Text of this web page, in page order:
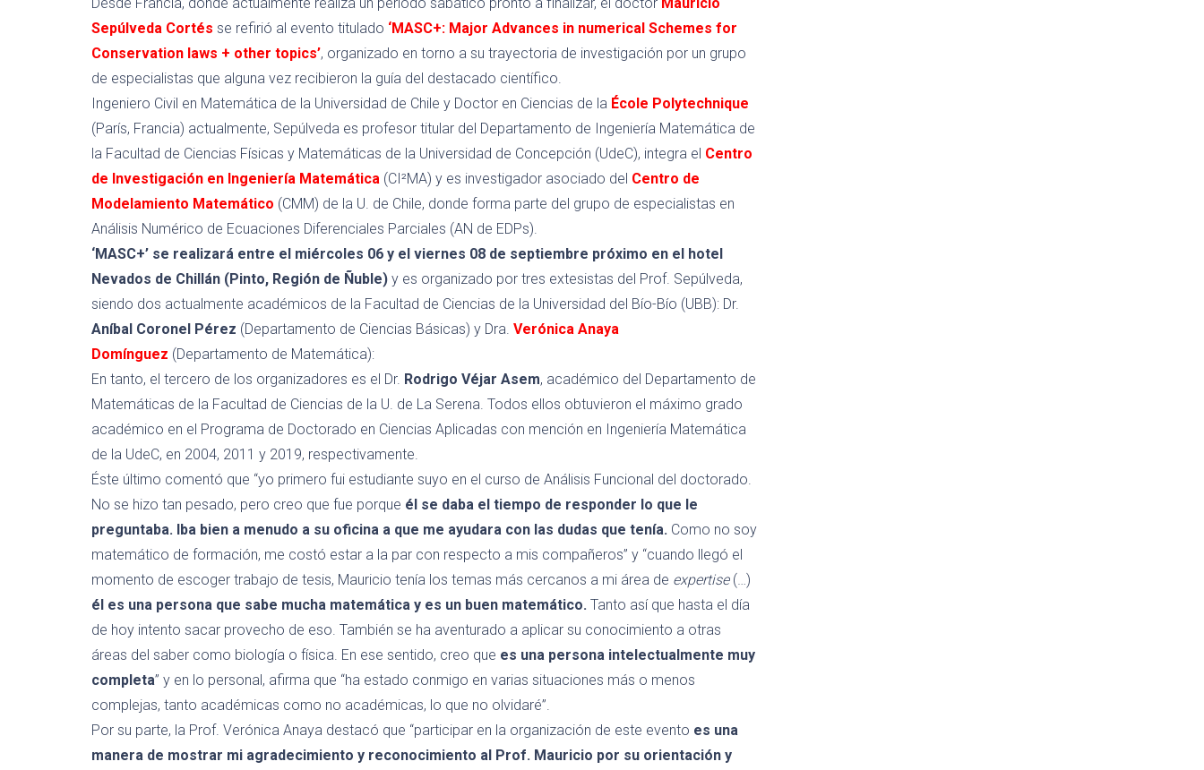
Sepúlveda Cortés se refirió al evento titulado ‘MASC+: Major Advances in numerical Schemes for
Conservation laws + other topics’, organizado en torno a su trayectoria de investigación por un grupo
de especialistas que alguna vez recibieron la guía del destacado científico.
Ingeniero Civil en Matemática de la Universidad de Chile y Doctor en Ciencias de la École Polytechnique
(París, Francia) actualmente, Sepúlveda es profesor titular del Departamento de Ingeniería Matemática de
la Facultad de Ciencias Físicas y Matemáticas de la Universidad de Concepción (UdeC), integra el Centro
de Investigación en Ingeniería Matemática (CI²MA) y es investigador asociado del Centro de
Modelamiento Matemático (CMM) de la U. de Chile, donde forma parte del grupo de especialistas en
Análisis Numérico de Ecuaciones Diferenciales Parciales (AN de EDPs).
‘MASC+’ se realizará entre el miércoles 06 y el viernes 08 de septiembre próximo en el hotel
Nevados de Chillán (Pinto, Región de Ñuble) y es organizado por tres extesistas del Prof. Sepúlveda,
siendo dos actualmente académicos de la Facultad de Ciencias de la Universidad del Bío-Bío (UBB): Dr.
Aníbal Coronel Pérez (Departamento de Ciencias Básicas) y Dra. Verónica Anaya
Domínguez (Departamento de Matemática):
En tanto, el tercero de los organizadores es el Dr. Rodrigo Véjar Asem, académico del Departamento de
Matemáticas de la Facultad de Ciencias de la U. de La Serena. Todos ellos obtuvieron el máximo grado
académico en el Programa de Doctorado en Ciencias Aplicadas con mención en Ingeniería Matemática
de la UdeC, en 2004, 2011 y 2019, respectivamente.
Éste último comentó que “yo primero fui estudiante suyo en el curso de Análisis Funcional del doctorado.
No se hizo tan pesado, pero creo que fue porque él se daba el tiempo de responder lo que le
preguntaba. Iba bien a menudo a su oficina a que me ayudara con las dudas que tenía. Como no soy
matemático de formación, me costó estar a la par con respecto a mis compañeros” y “cuando llegó el
momento de escoger trabajo de tesis, Mauricio tenía los temas más cercanos a mi área de expertise (…)
él es una persona que sabe mucha matemática y es un buen matemático. Tanto así que hasta el día
de hoy intento sacar provecho de eso. También se ha aventurado a aplicar su conocimiento a otras
áreas del saber como biología o física. En ese sentido, creo que es una persona intelectualmente muy
completa” y en lo personal, afirma que “ha estado conmigo en varias situaciones más o menos
complejas, tanto académicas como no académicas, lo que no olvidaré”.
Por su parte, la Prof. Verónica Anaya destacó que “participar en la organización de este evento es una
manera de mostrar mi agradecimiento y reconocimiento al Prof. Mauricio por su orientación y